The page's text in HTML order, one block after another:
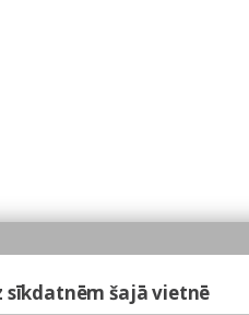
sīkdatnēm šajā vietnē